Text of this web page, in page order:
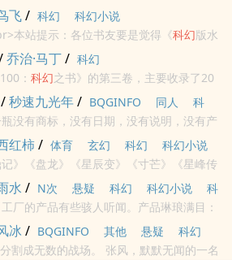
成就了科技，还是科技成就了人类，让我
飞/ 科幻
科幻小说
本站提示：各位书友要是觉得《科幻版水
向您QQ群和微博里的朋友推荐哦！
乔治·马丁/ 科幻
： 科幻之书》的第三卷，主要收录了20
代的作品。主要作者和作品有：筒井康隆的
冰与火之歌》格雷格·贝尔的《...
/秒速九光年/ BQGINFO 同人
科
没有商标，没有日期，没有说明，没有产
的故事就从这里开始......
红柿/ 体育 玄幻 科幻
科幻小说
》《盘龙》《星辰变》《寸芒》《星峰传
！——————简介：星空中。“这颗星球，
存在，直径21000公里，咦，竟然蕴含‘星
水 / N次 悬疑 科幻 科幻小说
科
厂的产品有些骇人听闻。产品琳琅满目：
君、追击者、暴君T002型、肉盾、裁决
犬、舔食...
冰 / BQGINFO 其他 悬疑
科幻